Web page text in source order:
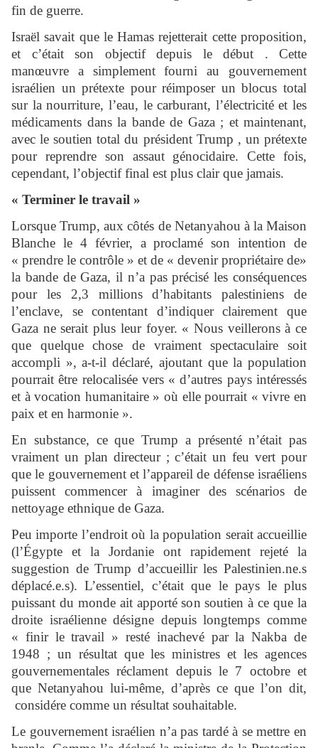
fin de guerre.
Israël savait que le Hamas rejetterait cette proposition,
et c’était son objectif depuis le début . Cette
manœuvre a simplement fourni au gouvernement
israélien un prétexte pour réimposer un blocus total
sur la nourriture, l’eau, le carburant, l’électricité et les
médicaments dans la bande de Gaza ; et maintenant,
avec le soutien total du président Trump , un prétexte
pour reprendre son assaut génocidaire. Cette fois,
cependant, l’objectif final est plus clair que jamais.
« Terminer le travail »
Lorsque Trump, aux côtés de Netanyahou à la Maison
Blanche le 4 février, a proclamé son intention de
« prendre le contrôle » et de « devenir propriétaire de»
la bande de Gaza, il n’a pas précisé les conséquences
pour les 2,3 millions d’habitants palestiniens de
l’enclave, se contentant d’indiquer clairement que
Gaza ne serait plus leur foyer. « Nous veillerons à ce
que quelque chose de vraiment spectaculaire soit
accompli », a-t-il déclaré, ajoutant que la population
pourrait être relocalisée vers « d’autres pays intéressés
et à vocation humanitaire » où elle pourrait « vivre en
paix et en harmonie ».
En substance, ce que Trump a présenté n’était pas
vraiment un plan directeur ; c’était un feu vert pour
que le gouvernement et l’appareil de défense israéliens
puissent commencer à imaginer des scénarios de
nettoyage ethnique de Gaza.
Peu importe l’endroit où la population serait accueillie
(l’Égypte et la Jordanie ont rapidement rejeté la
suggestion de Trump d’accueillir les Palestinien.ne.s
déplacé.e.s). L’essentiel, c’était que le pays le plus
puissant du monde ait apporté son soutien à ce que la
droite israélienne désigne depuis longtemps comme
« finir le travail » resté inachevé par la Nakba de
1948 ; un résultat que les ministres et les agences
gouvernementales réclament depuis le 7 octobre et
que Netanyahou lui-même, d’après ce que l’on dit,
considére comme un résultat souhaitable.
Le gouvernement israélien n’a pas tardé à se mettre en